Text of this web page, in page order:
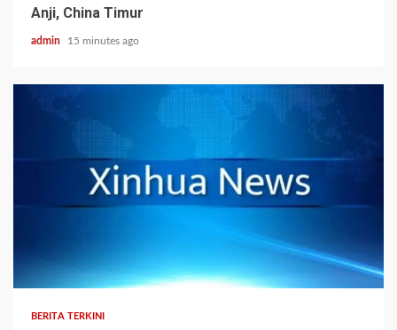
Anji, China Timur
admin 15 minutes ago
BERITA TERKINI